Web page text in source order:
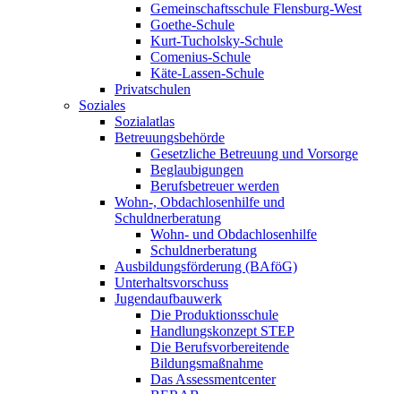
Gemeinschaftsschule Flensburg-West
Goethe-Schule
Kurt-Tucholsky-Schule
Comenius-Schule
Käte-Lassen-Schule
Privatschulen
Soziales
Sozialatlas
Betreuungsbehörde
Gesetzliche Betreuung und Vorsorge
Beglaubigungen
Berufsbetreuer werden
Wohn-, Obdachlosenhilfe und
Schuldnerberatung
Wohn- und Obdachlosenhilfe
Schuldnerberatung
Ausbildungsförderung (BAföG)
Unterhaltsvorschuss
Jugendaufbauwerk
Die Produktionsschule
Handlungskonzept STEP
Die Berufsvorbereitende
Bildungsmaßnahme
Das Assessmentcenter